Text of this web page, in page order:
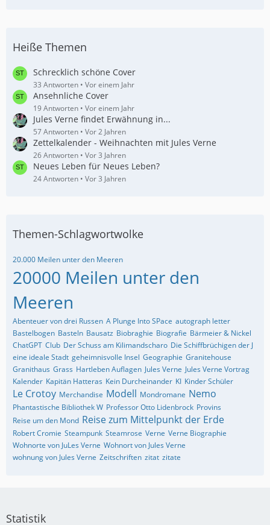
Heiße Themen
Schrecklich schöne Cover
33 Antworten Vor einem Jahr
Ansehnliche Cover
19 Antworten Vor einem Jahr
Jules Verne findet Erwähnung in...
57 Antworten Vor 2 Jahren
Zettelkalender - Weihnachten mit Jules Verne
26 Antworten Vor 3 Jahren
Neues Leben für Neues Leben?
24 Antworten Vor 3 Jahren
Themen-Schlagwortwolke
20.000 Meilen unter den Meeren
20000 Meilen unter den
Meeren
Abenteuer von drei Russen A Plunge Into SPace autograph letter
Bastelbogen Basteln Bausatz Biobraghie Biografie Bärmeier & Nickel
ChatGPT Club Der Schuss am Kilimandscharo Die Schiffbrüchigen der J
eine ideale Stadt geheimnisvolle Insel Geographie Granitehouse
Granithaus Grass Hartleben Auflagen Jules Verne Jules Verne Vortrag
Kalender Kapitän Hatteras Kein Durcheinander KI Kinder Schüler
Le Crotoy Merchandise Modell Mondromane Nemo
Phantastische Bibliothek W Professor Otto Lidenbrock Provins
Reise um den Mond Reise zum Mittelpunkt der Erde
Robert Cromie Steampunk Steamrose Verne Verne Biographie
Wohnorte von JuLes Verne Wohnort von Jules Verne
wohnung von Jules Verne Zeitschriften zitat zitate
Statistik